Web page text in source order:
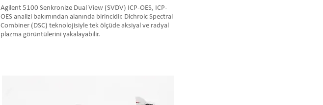
Agilent 5100 Senkronize Dual View (SVDV) ICP-OES, ICP-
OES analizi bakımından alanında birincidir. Dichroic Spectral
Combiner (DSC) teknolojisiyle tek ölçüde aksiyal ve radyal
plazma görüntülerini yakalayabilir.